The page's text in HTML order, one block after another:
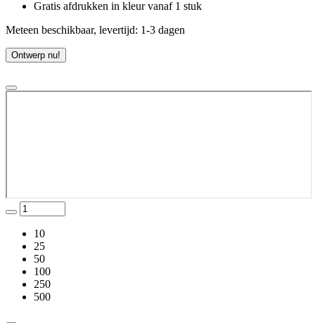
Gratis afdrukken in kleur vanaf 1 stuk
Meteen beschikbaar, levertijd: 1-3 dagen
Ontwerp nu!
10
25
50
100
250
500